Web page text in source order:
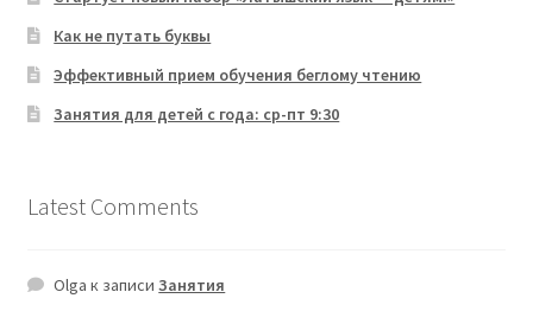
Как не путать буквы
Эффективный прием обучения беглому чтению
Занятия для детей с года: ср-пт 9:30
Latest Comments
Olga к записиЗанятия